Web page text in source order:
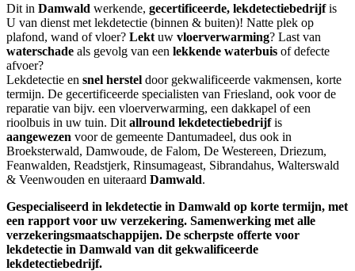
Dit in Damwald werkende, gecertificeerde, lekdetectiebedrijfis
U van dienst met lekdetectie (binnen & buiten)! Natte plek op
plafond, wand of vloer? Lekt uw vloerverwarming? Last van
waterschade als gevolg van een lekkende waterbuis of defecte
afvoer?
Lekdetectie en snel herstel door gekwalificeerde vakmensen, korte
termijn. De gecertificeerde specialisten van Friesland, ook voor de
reparatie van bijv. een vloerverwarming, een dakkapel of een
rioolbuis in uw tuin. Dit allround lekdetectiebedrijfis
aangewezen voor de gemeente Dantumadeel, dus ook in
Broeksterwald, Damwoude, de Falom, De Westereen, Driezum,
Feanwalden, Readstjerk, Rinsumageast, Sibrandahus, Walterswald
& Veenwouden en uiteraard Damwald.
Gespecialiseerd in lekdetectie in Damwald op korte termijn, met
een rapport voor uw verzekering. Samenwerking met alle
verzekeringsmaatschappijen. De scherpste offerte voor
lekdetectie in Damwald van dit gekwalificeerde
lekdetectiebedrijf.